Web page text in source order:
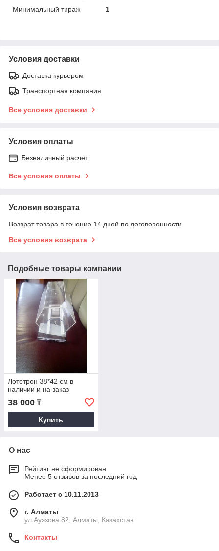
Минимальный тираж
1
Условия доставки
Доставка курьером
Транспортная компания
Все условия доставки
Условия оплаты
Безналичный расчет
Все условия оплаты
Условия возврата
Возврат товара в течение 14 дней по договоренности
Все условия возврата
Подобные товары компании
Лототрон 38*42 см в
наличии и на заказ
38 000 ₸
Купить
О нас
Рейтинг не сформирован
Менее 5 отзывов за последний год
Работает с 10.11.2013
г. Алматы
ул.Ауэзова 82, Алматы, Казахстан
Контакты